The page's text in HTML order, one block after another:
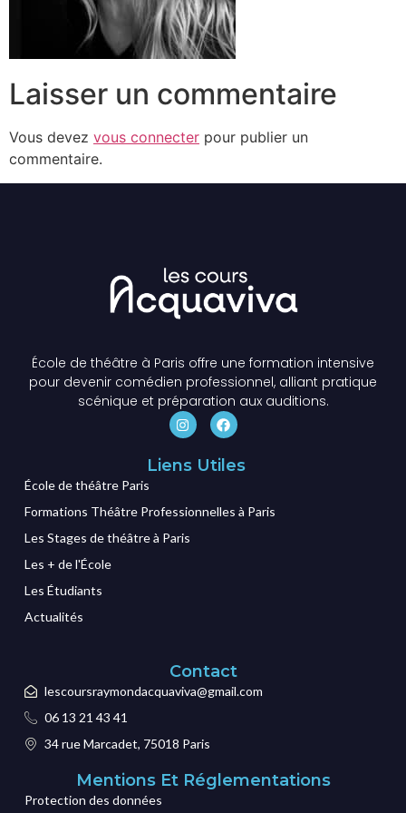
Laisser un commentaire
Vous devez vous connecter pour publier un
commentaire.
École de théâtre à Paris offre une formation intensive
pour devenir comédien professionnel, alliant pratique
scénique et préparation aux auditions.
Liens Utiles
École de théâtre Paris
Formations Théâtre Professionnelles à Paris
Les Stages de théâtre à Paris
Les + de l'École
Les Étudiants
Actualités
Contact
lescoursraymondacquaviva@gmail.com
06 13 21 43 41
34 rue Marcadet, 75018 Paris
Mentions Et Réglementations
Protection des données